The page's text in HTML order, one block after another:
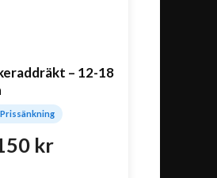
– 12-18
Prissänkning
krDet